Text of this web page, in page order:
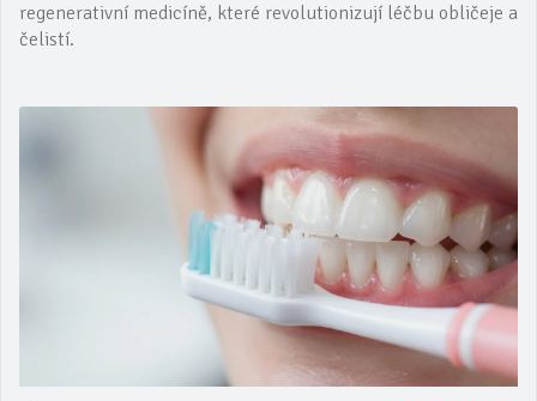
regenerativní medicíně, které revolutionizují léčbu obličeje a
čelistí.